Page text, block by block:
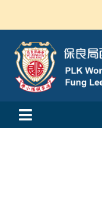
content
Toggle